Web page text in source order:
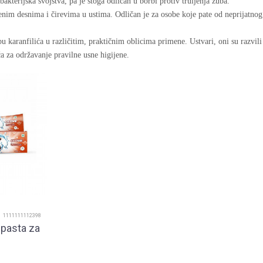
desnima i čirevima u ustima. Odličan je za osobe koje pate od neprijatnog
karanfilića u različitim, praktičnim oblicima primene. Ustvari, oni su razvili
održavanje pravilne usne higijene.
1111111112398
za